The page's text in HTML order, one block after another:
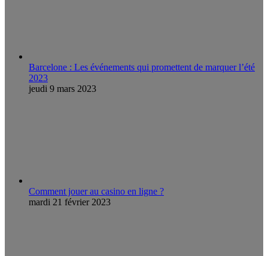
Barcelone : Les événements qui promettent de marquer l’été
2023
jeudi 9 mars 2023
Comment jouer au casino en ligne ?
mardi 21 février 2023